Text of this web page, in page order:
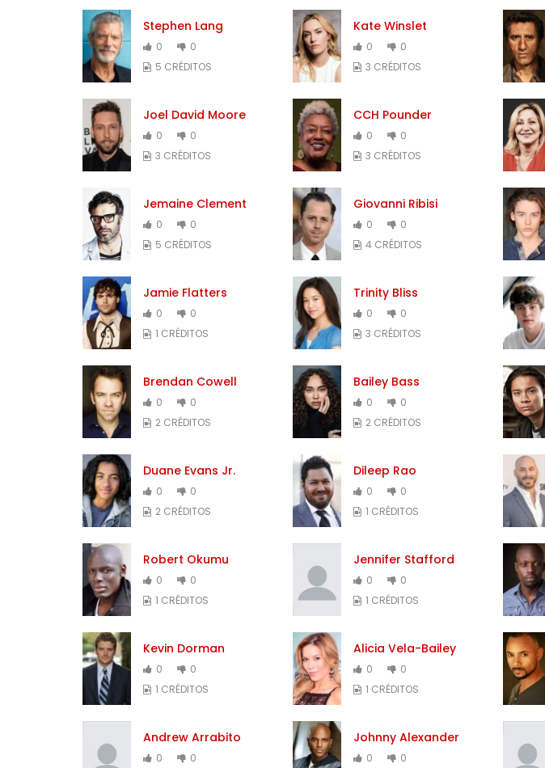
Stephen Lang
0
0
5 CRÉDITOS
Kate Winslet
0
0
3 CRÉDITOS
Joel David Moore
0
0
3 CRÉDITOS
CCH Pounder
0
0
3 CRÉDITOS
Jemaine Clement
0
0
5 CRÉDITOS
Giovanni Ribisi
0
0
4 CRÉDITOS
Jamie Flatters
0
0
1 CRÉDITOS
Trinity Bliss
0
0
3 CRÉDITOS
Brendan Cowell
0
0
2 CRÉDITOS
Bailey Bass
0
0
2 CRÉDITOS
Duane Evans Jr.
0
0
2 CRÉDITOS
Dileep Rao
0
0
1 CRÉDITOS
Robert Okumu
0
0
1 CRÉDITOS
Jennifer Stafford
0
0
1 CRÉDITOS
Kevin Dorman
0
0
1 CRÉDITOS
Alicia Vela-Bailey
0
0
1 CRÉDITOS
Andrew Arrabito
0 0
Johnny Alexander
0 0